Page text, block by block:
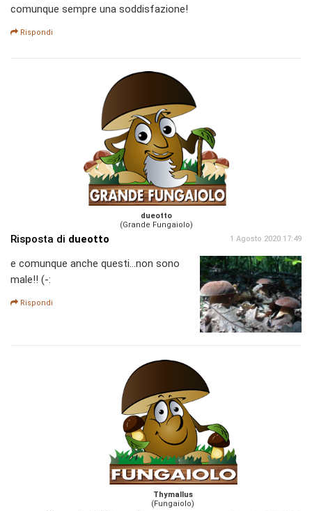
comunque sempre una soddisfazione!
Rispondi
dueotto
(Grande Fungaiolo)
Risposta di dueotto 1 Agosto 2020 17:49
e comunque anche questi...non sono
male!! (-:
Rispondi
Thymallus
(Fungaiolo)